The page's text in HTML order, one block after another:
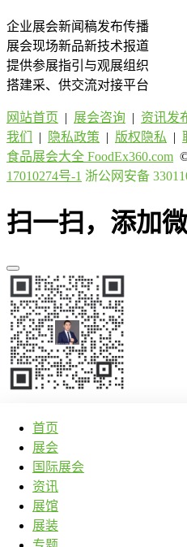
首页
展会
国际展会
资讯
展馆
展装
企业展会新闻稿发布传播
展会现场新品新技术报道
提供参展指引与观展组织
搭建采、供交流对接平台
网站首页 | 展会咨询 | 资讯发
我们
| 隐私政策 | 版权隐私 |
食品展会大全 FoodEx360.com
17010274号-1 浙公网安备
扫一扫，添加